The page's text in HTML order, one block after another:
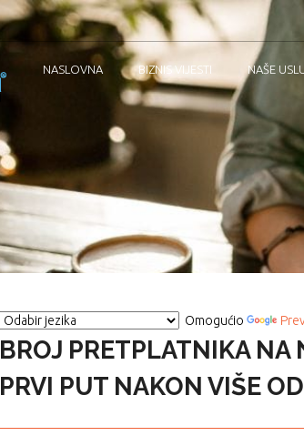
NASLOVNA BIZNIS VIJESTI NAŠE
Omogućio
BROJ PRETPLATNIKA NA
PRVI PUT NAKON VIŠE